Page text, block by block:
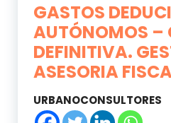
GASTOS
AUTÓNOMOS –
DEFINITIVA.
ASESORIA
URBANOCONSULTORES